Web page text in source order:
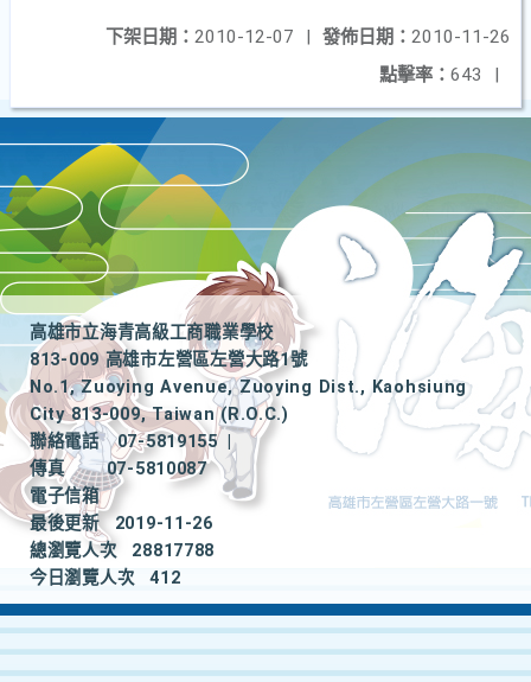
發佈日期： 2010-11-26
下架日期： 2010-12-07
|
點擊率： 643 |
高雄市立海青高級工商職業學校
813-009 高雄市左營區左營大路1號
No.1, Zuoying Avenue, Zuoying Dist., Kaohsiung
City 813-009, Taiwan (R.O.C.)
聯絡電話
07-5819155
|
傳真
07-5810087
電子信箱
最後更新
2019-11-26
總瀏覽人次
28817788
今日瀏覽人次
412